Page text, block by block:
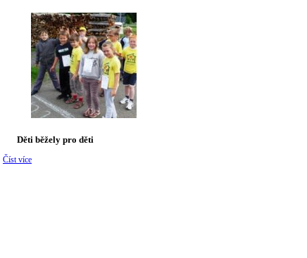
Děti běžely pro děti
Číst více